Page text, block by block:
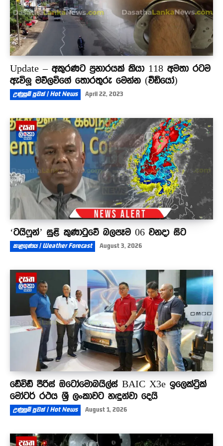
Update – අකුරණට ප්‍රහාරයක් කියා 118 අමතා රටම
ඇවිලූ මව්ලවිගේ තොරතුරු මෙන්න (වීඩියෝ)
උණුසුම් පුවත් | Hot News April 22, 2023
‘ටයිෆූන්’ සුළි කුණාටුවේ බලපෑම 06 වනදා සිට
කාළගුණය | Weather Forecast August 3, 2026
ඩේවිඩ් පීරිස් ඔටෝමොබයිල්ස් BAIC X3e ඉලෙක්ට්‍රික්
මෝටර් රථය ශ්‍රී ලංකාවට හඳුන්වා දෙයි
උණුසුම් පුවත් | Hot News August 1, 2026